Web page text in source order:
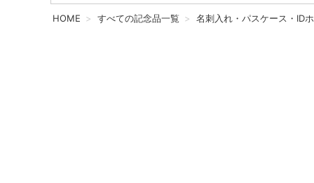
HOME すべての記念品一覧 名刺入れ・パスケース・ID